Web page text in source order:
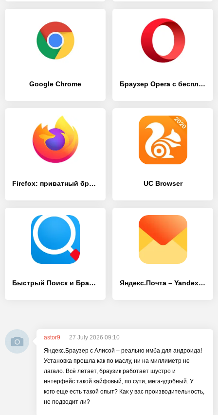
Google Chrome Браузер Opera с бесплатным VPN
Firefox: приватный браузер UC Browser
Быстрый Поиск и Браузер Яндекс.Почта – Yandex.Mail
astor9
27 July 2026 09:10
Яндекс.Браузер с Алисой – реально имба для андроида!
Установка прошла как по маслу, ни на миллиметр не
лагало. Всё летает, браузик работает шустро и
интерфейс такой кайфовый, по сути, мега-удобный. У
кого еще есть такой опыт? Как у вас производительность,
не подводит ли?